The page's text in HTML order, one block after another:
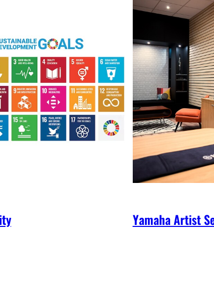
Yamaha Artist